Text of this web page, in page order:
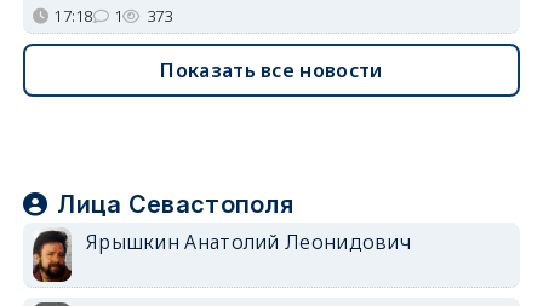
17:18 1 373
Показать все новости
Лица Севастополя
Ярышкин Анатолий Леонидович